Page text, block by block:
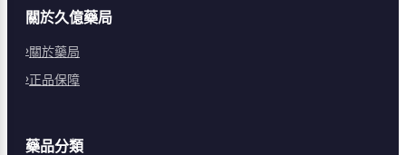
關於久億藥局
關於藥局
正品保障
藥品分類